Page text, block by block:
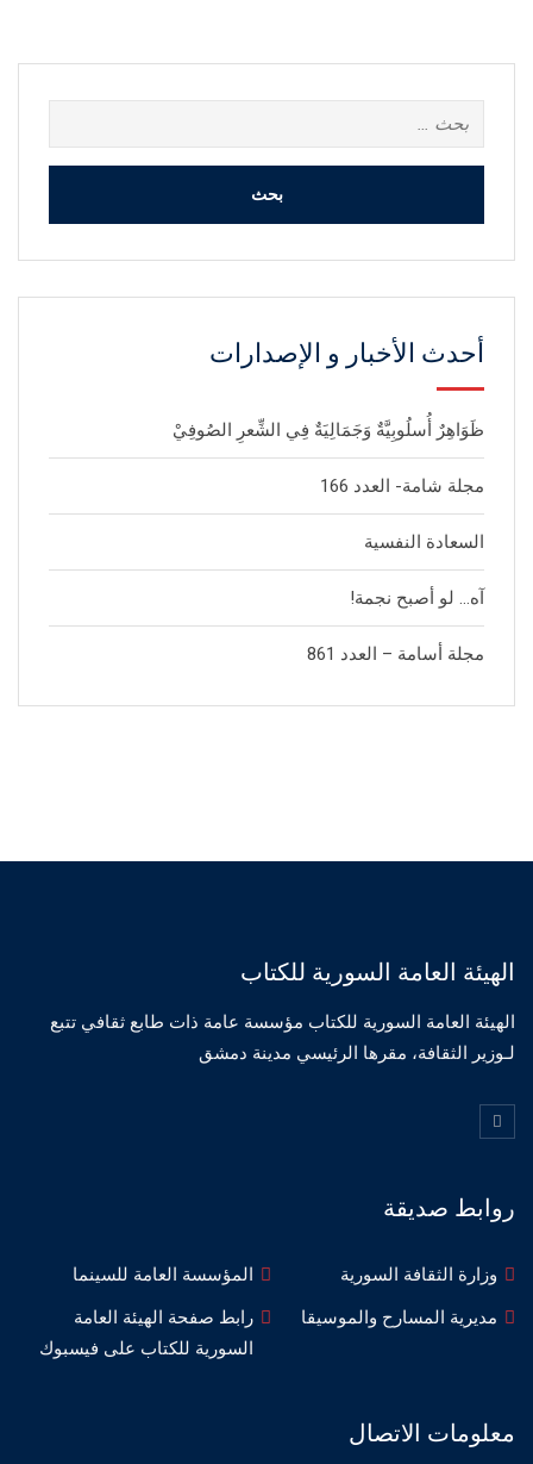
عن:
أحدث الأخبار و الإصدارات
ظَوَاهِرٌ أُسلُوبِيَّةٌ وَجَمَالِيَةٌ فِي الشِّعرِ الصُوفِيْ
مجلة شامة- العدد 166
السعادة النفسية
آه… لو أصبح نجمة!
مجلة أسامة – العدد 861
الهيئة العامة السورية للكتاب
الهيئة العامة السورية للكتاب مؤسسة عامة ذات طابع ثقافي تتبع
لـوزير الثقافة، مقرها الرئيسي مدينة دمشق
روابط صديقة
وزارة الثقافة السورية
المؤسسة العامة للسينما
مديرية المسارح والموسيقا
رابط صفحة الهيئة العامة
السورية للكتاب على فيسبوك
معلومات الاتصال